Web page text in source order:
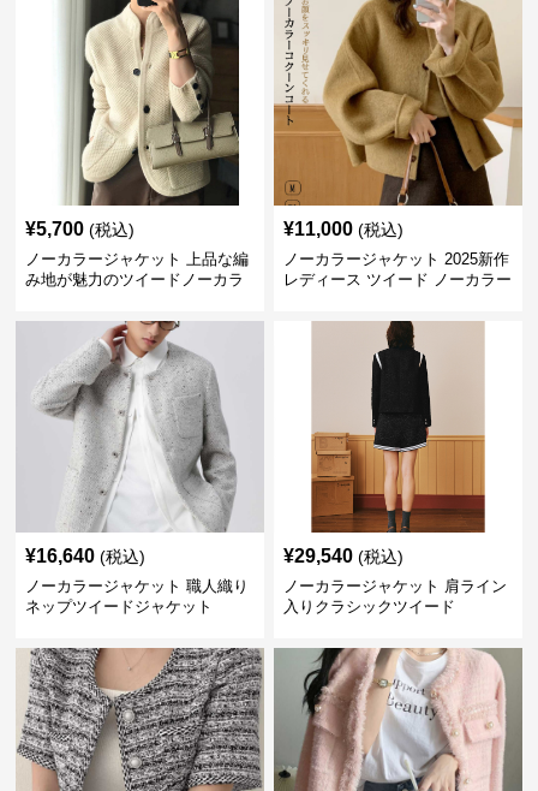
¥5,700 (税込)
ノーカラージャケット 上品な編
み地が魅力のツイードノーカラ
¥11,000 (税込)
ノーカラージャケット 2025新作
レディース ツイード ノーカラー
¥16,640 (税込)
ノーカラージャケット 職人織り
ネップツイードジャケット
¥29,540 (税込)
ノーカラージャケット 肩ライン
入りクラシックツイード